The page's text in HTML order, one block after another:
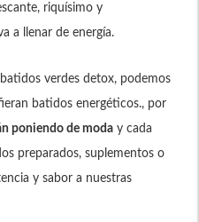
riquísimo y
a llenar de energía.
verdes detox, podemos
batidos energéticos., por
poniendo de moda y cada
preparados, suplementos o
y sabor a nuestras